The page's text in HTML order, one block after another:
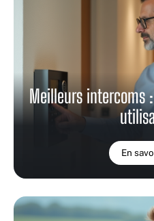
Meilleurs intercoms
En